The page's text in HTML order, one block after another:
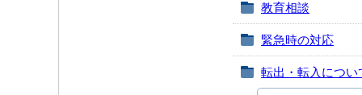
教育相談
緊急時の対応
転出・転入につい